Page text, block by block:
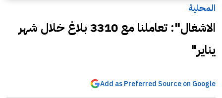
المحلية
الاشغال": تعاملنا مع 3310 بلاغ خلال شهر
يناير"
Add as Preferred Source on Google